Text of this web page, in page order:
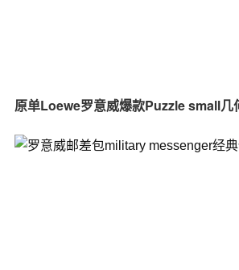
原单Loewe罗意威爆款Puzzle small几